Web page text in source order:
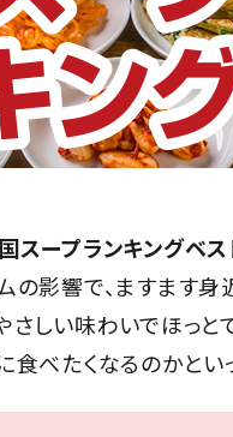
スープランキングベス
影響で、ますます身
しい味わいでほっと
べたくなるのかとい